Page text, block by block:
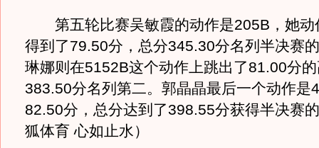
第五轮比赛吴敏霞的动作是205B，她动
得到了79.50分，总分345.30分名列半决赛
琳娜则在5152B这个动作上跳出了81.00分
383.50分名列第二。郭晶晶最后一个动作是
82.50分，总分达到了398.55分获得半决赛
狐体育 心如止水）